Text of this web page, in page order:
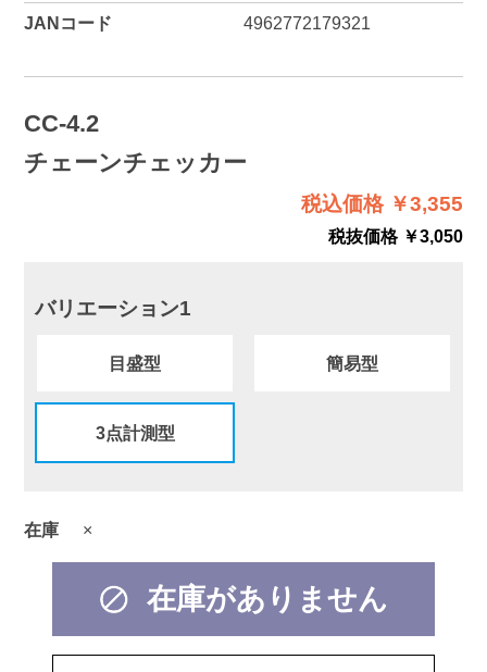
JANコード 4962772179321
CC-4.2
チェーンチェッカー
税込価格 ￥3,355
税抜価格 ￥3,050
バリエーション1
目盛型 簡易型
3点計測型
在庫 ×
在庫がありません